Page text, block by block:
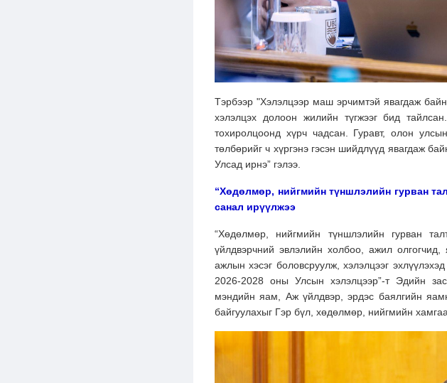
Тэрбээр "Хэлэлцээр маш эрчимтэй явагдаж
хэлэлцэх долоон жилийн түгжээг бид
тохиролцоонд хүрч чадсан. Гуравт, олон
төлбөрийг ч хүргэнэ гэсэн шийдлүүд явагдаж
Улсад ирнэ” гэлээ.
“Хөдөлмөр, нийгмийн түншлэлийн гурван
санал ирүүлжээ
“Хөдөлмөр, нийгмийн түншлэлийн гурван
үйлдвэрчний эвлэлийн холбоо, ажил
ажлын хэсэг боловсруулж, хэлэлцээг
2026-2028 оны Улсын хэлэлцээр”-т Эдийн
мэндийн яам, Аж үйлдвэр, эрдэс баялгийн
байгуулахыг Гэр бүл, хөдөлмөр, нийгмийн